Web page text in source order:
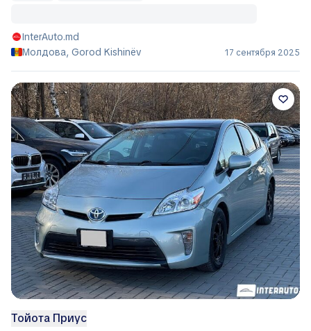
InterAuto.md
Молдова, Gorod Kishinëv
17 сентября 2025
Тойота Приус